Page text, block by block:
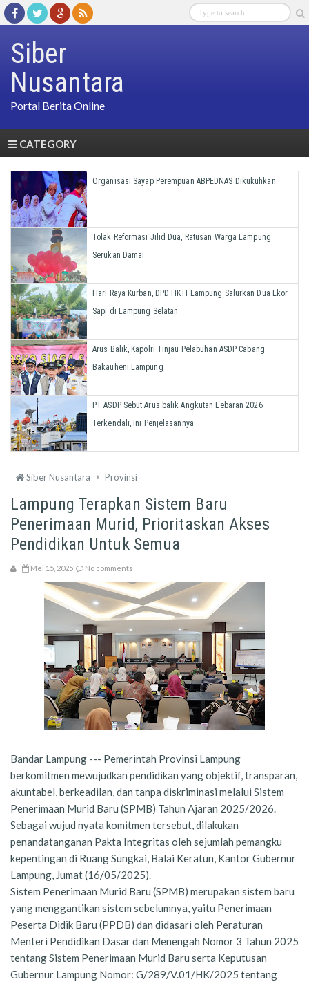
Siber
Nusantara
Portal Berita Online
CATEGORY
Organisasi Sayap Perempuan ABPEDNAS Dikukuhkan
Tolak Reformasi Jilid Dua, Ratusan Warga Lampung
Serukan Damai
Hari Raya Kurban, DPD HKTI Lampung Salurkan Dua Ekor
Sapi di Lampung Selatan
Arus Balik, Kapolri Tinjau Pelabuhan ASDP Cabang
Bakauheni Lampung
PT ASDP Sebut Arus balik Angkutan Lebaran 2026
Terkendali, Ini Penjelasannya
Siber Nusantara Provinsi
Lampung Terapkan Sistem Baru
Penerimaan Murid, Prioritaskan Akses
Pendidikan Untuk Semua
Mei 15, 2025 No comments
Bandar Lampung --- Pemerintah Provinsi Lampung
berkomitmen mewujudkan pendidikan yang objektif, transparan,
akuntabel, berkeadilan, dan tanpa diskriminasi melalui Sistem
Penerimaan Murid Baru (SPMB) Tahun Ajaran 2025/2026.
Sebagai wujud nyata komitmen tersebut, dilakukan
penandatanganan Pakta Integritas oleh sejumlah pemangku
kepentingan di Ruang Sungkai, Balai Keratun, Kantor Gubernur
Lampung, Jumat (16/05/2025).
Sistem Penerimaan Murid Baru (SPMB) merupakan sistem baru
yang menggantikan sistem sebelumnya, yaitu Penerimaan
Peserta Didik Baru (PPDB) dan didasari oleh Peraturan
Menteri Pendidikan Dasar dan Menengah Nomor 3 Tahun 2025
tentang Sistem Penerimaan Murid Baru serta Keputusan
Gubernur Lampung Nomor: G/289/V.01/HK/2025 tentang